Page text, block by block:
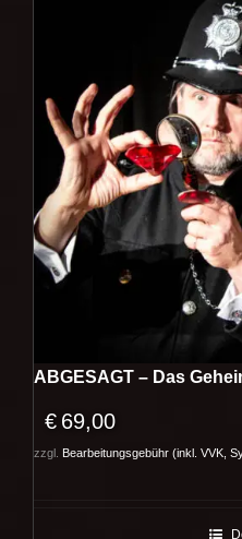
ABGESAGT – Das
€ 69,00
zzgl. Bearbeitungsgebühr (inkl. VVK,